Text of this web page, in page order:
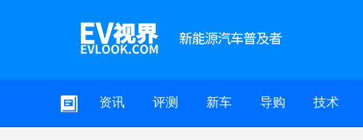
资讯 评测 新车 导购 技术